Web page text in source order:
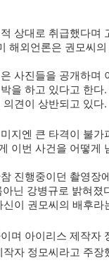
상대로 취급했다
해외언론은 권모씨
사진들을 공개하
을 하고 있다고 한
견이 상반되고 있다.
지엔 큰 타격이 불
이번 사건을 어떻게
진행중이던 촬영
닌 강병규로 밝혀
이 권모씨의 배후
며 아이리스 제작
자 정모씨라고 주